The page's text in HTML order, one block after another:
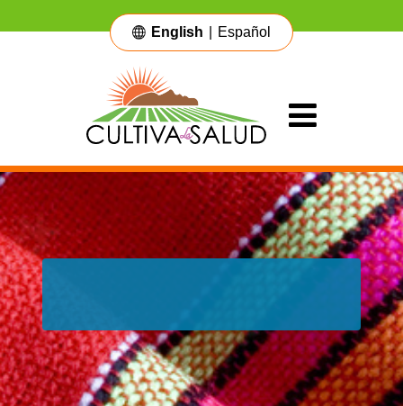
English Español
Main Navigation